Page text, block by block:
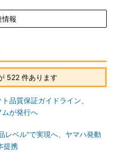
情報
522 件あります
品質保証ガイドライン、
ムが発行へ
レベル”で実現へ、ヤマハ発動
提携